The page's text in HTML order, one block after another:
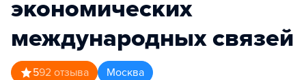
экономических
международных связей
592 отзыва
Москва